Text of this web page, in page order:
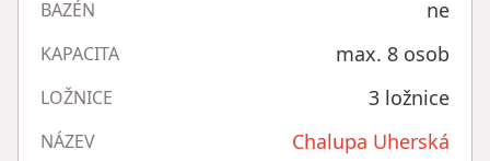
BAZÉN ne
KAPACITA max. 8 osob
LOŽNICE 3 ložnice
NÁZEV Chalupa Uherská